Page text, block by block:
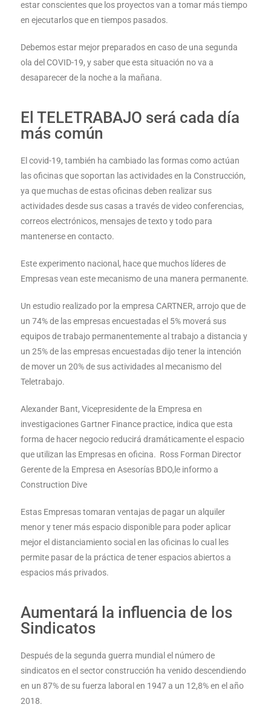
estar conscientes que los proyectos van a tomar más tiempo
en ejecutarlos que en tiempos pasados.
Debemos estar mejor preparados en caso de una segunda
ola del COVID-19, y saber que esta situación no va a
desaparecer de la noche a la mañana.
El TELETRABAJO será cada día
más común
El covid-19, también ha cambiado las formas como actúan
las oficinas que soportan las actividades en la Construcción,
ya que muchas de estas oficinas deben realizar sus
actividades desde sus casas a través de video conferencias,
correos electrónicos, mensajes de texto y todo para
mantenerse en contacto.
Este experimento nacional, hace que muchos líderes de
Empresas vean este mecanismo de una manera permanente.
Un estudio realizado por la empresa CARTNER, arrojo que de
un 74% de las empresas encuestadas el 5% moverá sus
equipos de trabajo permanentemente al trabajo a distancia y
un 25% de las empresas encuestadas dijo tener la intención
de mover un 20% de sus actividades al mecanismo del
Teletrabajo.
Alexander Bant, Vicepresidente de la Empresa en
investigaciones Gartner Finance practice, indica que esta
forma de hacer negocio reducirá dramáticamente el espacio
que utilizan las Empresas en oficina. Ross Forman Director
Gerente de la Empresa en Asesorías BDO,le informo a
Construction Dive
Estas Empresas tomaran ventajas de pagar un alquiler
menor y tener más espacio disponible para poder aplicar
mejor el distanciamiento social en las oficinas lo cual les
permite pasar de la práctica de tener espacios abiertos a
espacios más privados.
Aumentará la influencia de los
Sindicatos
Después de la segunda guerra mundial el número de
sindicatos en el sector construcción ha venido descendiendo
en un 87% de su fuerza laboral en 1947 a un 12,8% en el año
2018.